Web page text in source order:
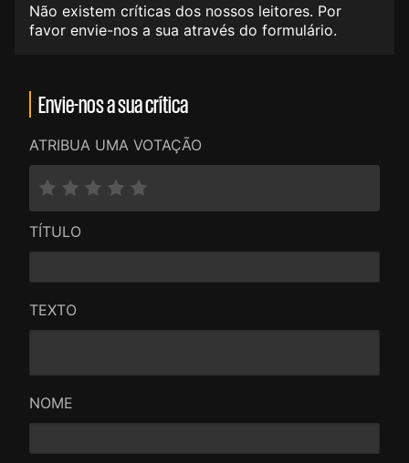
Não existem críticas dos nossos leitores. Por
favor envie-nos a sua através do formulário.
Envie-nos a sua crítica
ATRIBUA UMA VOTAÇÃO
TÍTULO
TEXTO
NOME